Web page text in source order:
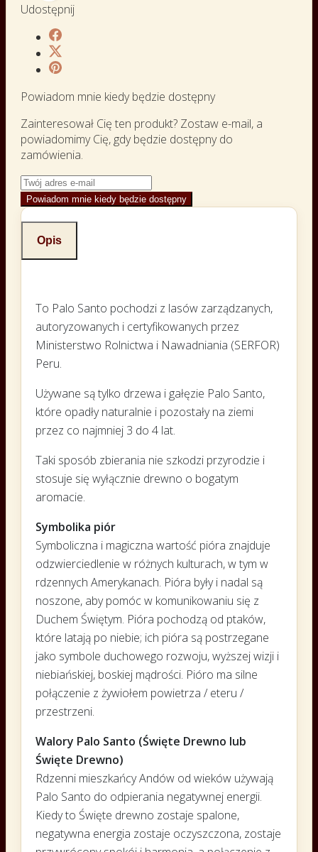
Udostępnij
Powiadom mnie kiedy będzie dostępny
Zainteresował Cię ten produkt? Zostaw e-mail, a
powiadomimy Cię, gdy będzie dostępny do
zamówienia.
Powiadom mnie kiedy będzie dostępny
Opis
To Palo Santo pochodzi z lasów zarządzanych,
autoryzowanych i certyfikowanych przez
Ministerstwo Rolnictwa i Nawadniania (SERFOR)
Peru.
Używane są tylko drzewa i gałęzie Palo Santo,
które opadły naturalnie i pozostały na ziemi
przez co najmniej 3 do 4 lat.
Taki sposób zbierania nie szkodzi przyrodzie i
stosuje się wyłącznie drewno o bogatym
aromacie.
Symbolika piór
Symboliczna i magiczna wartość pióra znajduje
odzwierciedlenie w różnych kulturach, w tym w
rdzennych Amerykanach. Pióra były i nadal są
noszone, aby pomóc w komunikowaniu się z
Duchem Świętym. Pióra pochodzą od ptaków,
które latają po niebie; ich pióra są postrzegane
jako symbole duchowego rozwoju, wyższej wizji i
niebiańskiej, boskiej mądrości. Pióro ma silne
połączenie z żywiołem powietrza / eteru /
przestrzeni.
Walory Palo Santo (Święte Drewno lub
Święte Drewno)
Rdzenni mieszkańcy Andów od wieków używają
Palo Santo do odpierania negatywnej energii.
Kiedy to Święte drewno zostaje spalone,
negatywna energia zostaje oczyszczona, zostaje